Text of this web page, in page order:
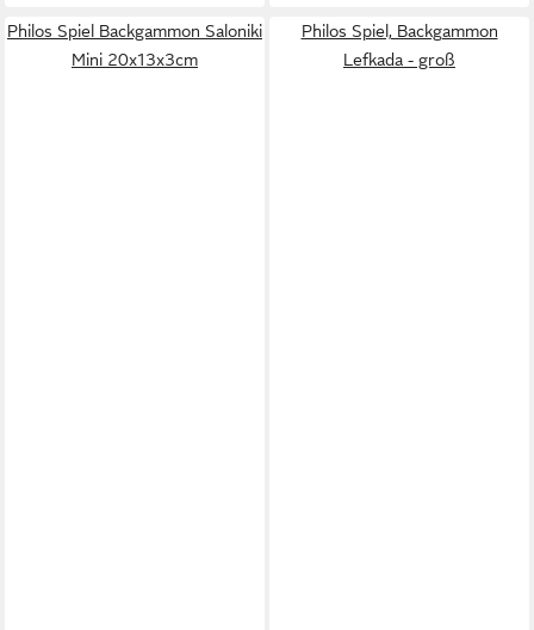
Philos Spiel Backgammon Saloniki
Mini 20x13x3cm
Philos Spiel, Backgammon
Lefkada - groß